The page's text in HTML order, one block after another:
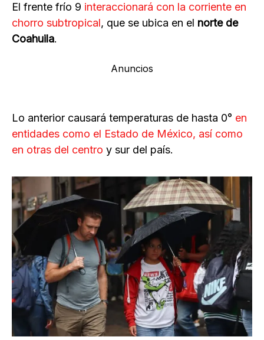
El frente frío 9 interaccionará con la corriente en
chorro subtropical, que se ubica en el norte de
Coahuila.
Anuncios
Lo anterior causará temperaturas de hasta 0° en
entidades como el Estado de México, así como
en otras del centro y sur del país.